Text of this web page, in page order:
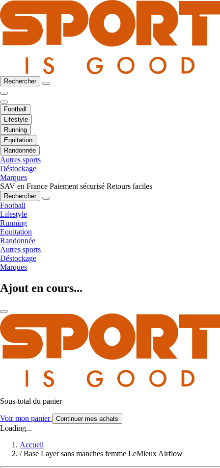
Rechercher
Football
Lifestyle
Running
Equitation
Randonnée
Autres sports
Déstockage
Marques
SAV en France Paiement sécurisé Retours faciles
Rechercher
Football
Lifestyle
Running
Equitation
Randonnée
Autres sports
Déstockage
Marques
Ajout en cours...
Sous-total du panier
Voir mon panier Continuer mes achats
Loading...
Accueil
/ Base Layer sans manches femme LeMieux Airflow